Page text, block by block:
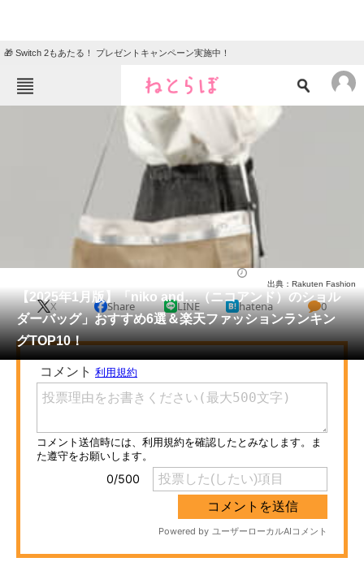
🎁 Switch 2もあたる！ プレゼントキャンペーン実施中！
ニュース
クイズ
教育・育児
リサーチ
会員記事
メディア
注目記事を集めた総合ページ
ITの今と未来を見通す
スマホと通信の最新トレンド
進化するPCとデバイスの未来
【2025年1月版】「niko and…（ニコアンド）のショル
ダーバッグ」おすすめ6選＆楽天ファッションランキン
グTOP10！
出典：Rakuten Fashion
X Share LINE hatena 0